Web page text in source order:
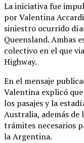
La iniciativa fue
por Valentina
siniestro ocurrido
Queensland. Ambas
colectivo en el que
Highway.
En el mensaje
Valentina explicó
los pasajes y la
Australia, además de
trámites necesarios
la Argentina.